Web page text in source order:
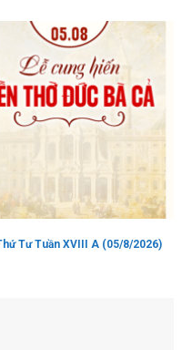
Tư Tuần XVIII A (05/8/2026)